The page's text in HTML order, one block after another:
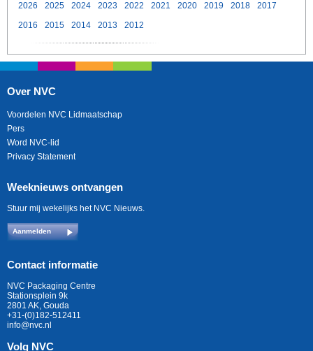
2026 2025 2024 2023 2022 2021 2020 2019 2018
2017
2016
2015 2014 2013 2012
Over NVC
Voordelen NVC Lidmaatschap
Pers
Word NVC-lid
Privacy Statement
Weeknieuws ontvangen
Stuur mij wekelijks het NVC Nieuws.
Aanmelden
Contact informatie
NVC Packaging Centre
Stationsplein 9k
2801 AK, Gouda
+31-(0)182-512411
info@nvc.nl
Volg NVC